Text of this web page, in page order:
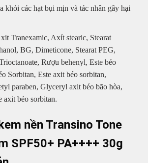
khỏi các hạt bụi mịn và tác nhân gây hại
Tranexamic, Axít stearic, Stearat
BG, Dimeticone, Stearat PEG,
Rượu behenyl, Este béo
Sorbitan, Este axit béo sorbitan,
paraben, Glyceryl axit béo bão hòa,
axit béo sorbitan.
nền Transino Tone
SPF50+ PA++++ 30g